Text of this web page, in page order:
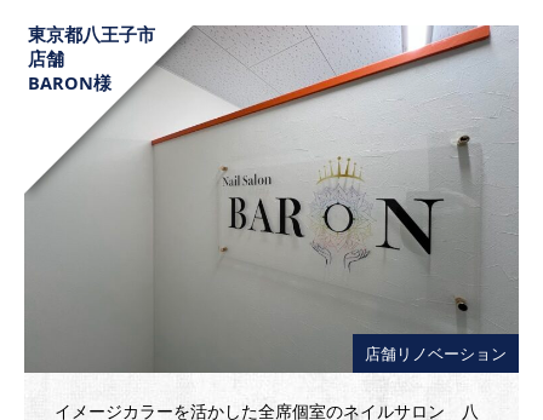
東京都八王子市
店舗
BARON様
店舗リノベーション
イメージカラーを活かした全席個室のネイルサロン 八